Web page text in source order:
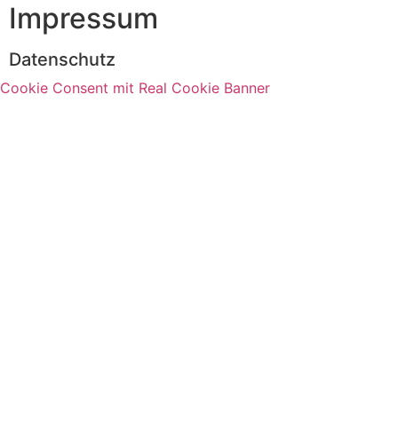
Impressum
Datenschutz
Cookie Consent mit Real Cookie Banner